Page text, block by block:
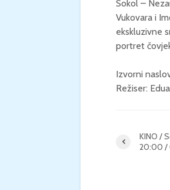
Sokol –
Vukovara i
ekskluzivne
portret
Izvorni
Režiser:
KINO /
20:00 /